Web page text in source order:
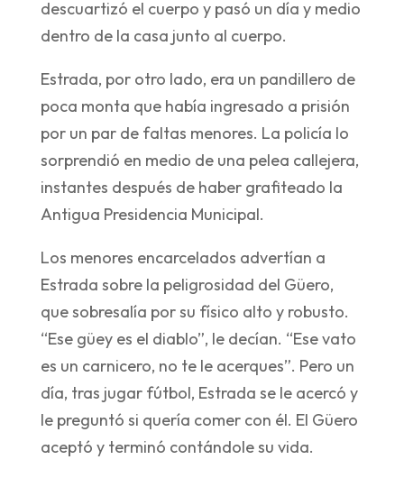
descuartizó el cuerpo y pasó un día y medio
dentro de la casa junto al cuerpo.
Estrada, por otro lado, era un pandillero de
poca monta que había ingresado a prisión
por un par de faltas menores. La policía lo
sorprendió en medio de una pelea callejera,
instantes después de haber grafiteado la
Antigua Presidencia Municipal.
Los menores encarcelados advertían a
Estrada sobre la peligrosidad del Güero,
que sobresalía por su físico alto y robusto.
“Ese güey es el diablo”, le decían. “Ese vato
es un carnicero, no te le acerques”. Pero un
día, tras jugar fútbol, Estrada se le acercó y
le preguntó si quería comer con él. El Güero
aceptó y terminó contándole su vida.